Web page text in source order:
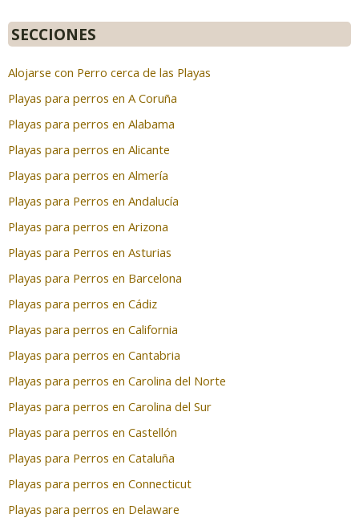
SECCIONES
Alojarse con Perro cerca de las Playas
Playas para perros en A Coruña
Playas para perros en Alabama
Playas para perros en Alicante
Playas para perros en Almería
Playas para Perros en Andalucía
Playas para perros en Arizona
Playas para Perros en Asturias
Playas para Perros en Barcelona
Playas para perros en Cádiz
Playas para perros en California
Playas para perros en Cantabria
Playas para perros en Carolina del Norte
Playas para perros en Carolina del Sur
Playas para perros en Castellón
Playas para Perros en Cataluña
Playas para perros en Connecticut
Playas para perros en Delaware